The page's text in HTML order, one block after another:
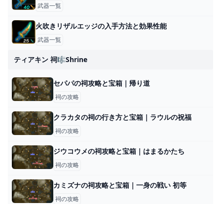
武器一覧
火吹きリザルエッジの入手方法と効果性能
武器一覧
ティアキン 祠🎼shrine
セパパの祠攻略と宝箱｜帰り道
祠の攻略
クラカタの祠の行き方と宝箱｜ラウルの祝福
祠の攻略
ジウコウメの祠攻略と宝箱｜はまるかたち
祠の攻略
カミズナの祠攻略と宝箱｜一身の戦い 初等
祠の攻略